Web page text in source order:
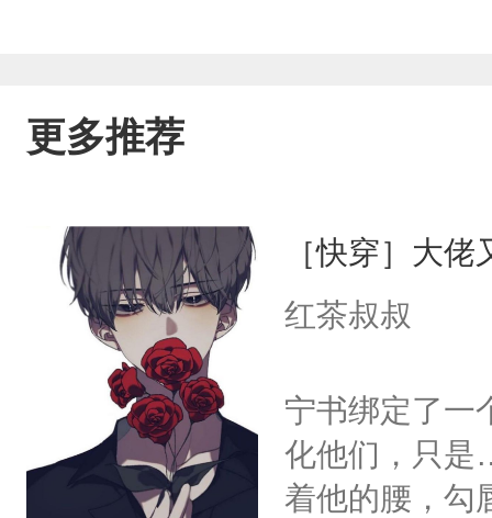
更多推荐
［快穿］大
红茶叔叔
宁书绑定了一
化他们，只是
着他的腰，勾